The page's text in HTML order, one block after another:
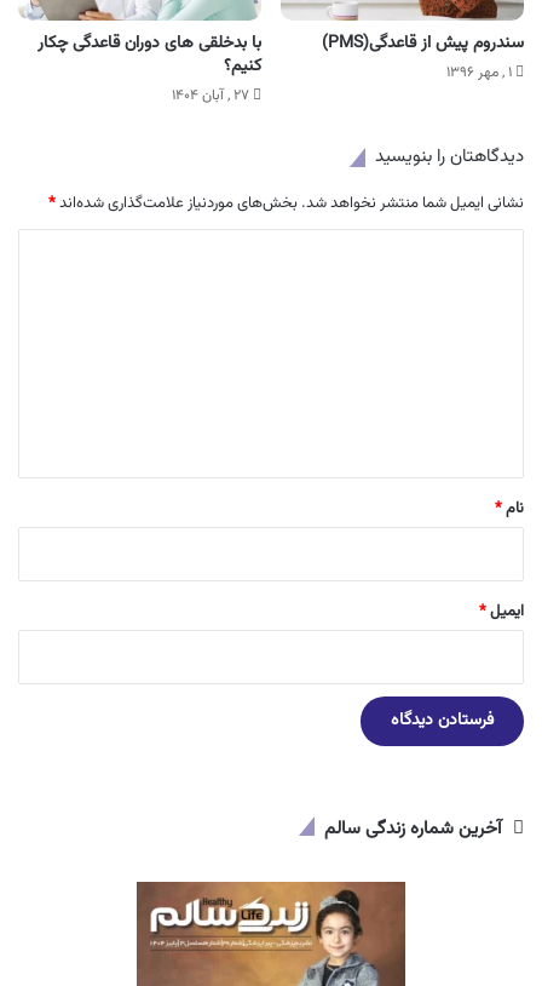
سندروم پیش از قاعدگی(PMS)
۱ , مهر ۱۳۹۶
با بدخلقی های دوران قاعدگی چکار
کنیم؟
۲۷ , آبان ۱۴۰۴
دیدگاهتان را بنویسید
نشانی ایمیل شما منتشر نخواهد شد. بخش‌های موردنیاز علامت‌گذاری شده‌اند*
نام*
ایمیل*
آخرین شماره زندگی سالم